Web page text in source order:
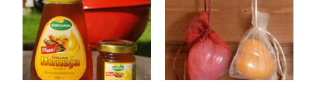
useampi
muunnelma.
Voit
tehdä
valinnat
useampi
muunnelma.
Voit
tehdä
valinnat